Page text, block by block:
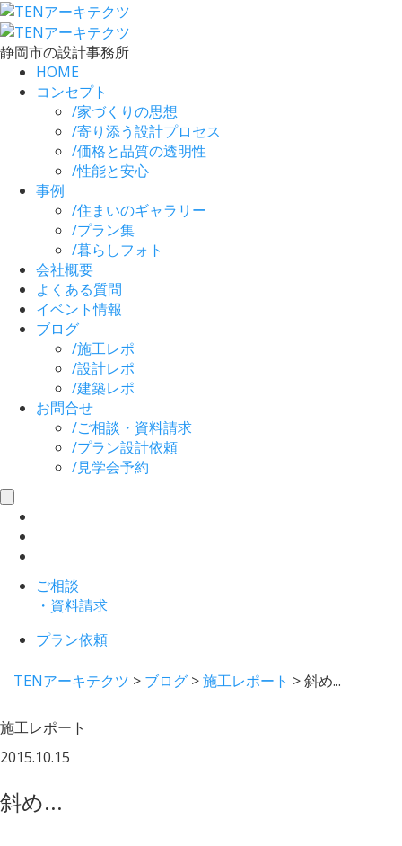
静岡市の設計事務所
HOME
コンセプト
/家づくりの思想
/寄り添う設計プロセス
/価格と品質の透明性
/性能と安心
事例
/住まいのギャラリー
/プラン集
/暮らしフォト
会社概要
よくある質問
イベント情報
ブログ
/施工レポ
/設計レポ
/建築レポ
お問合せ
/ご相談・資料請求
/プラン設計依頼
/見学会予約
toggle
navigation
ご相談
・資料請求
プラン依頼
TENアーキテクツ > ブログ >施工レポート >斜め...
施工レポート
2015.10.15
斜め...